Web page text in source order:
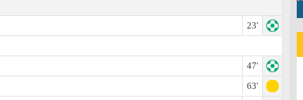
23'
47'
63'